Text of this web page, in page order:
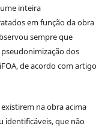
inteira
em função da obra
sempre que
dos
de acordo com artigo
na obra acima
identificáveis, que não